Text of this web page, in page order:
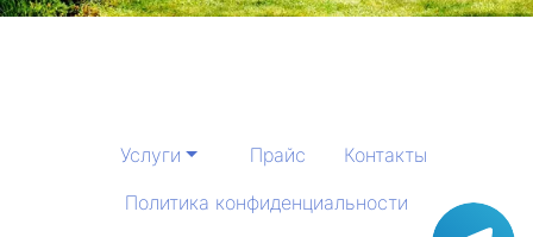
Услуги Прайс
Контакты
Политика конфиденциальности